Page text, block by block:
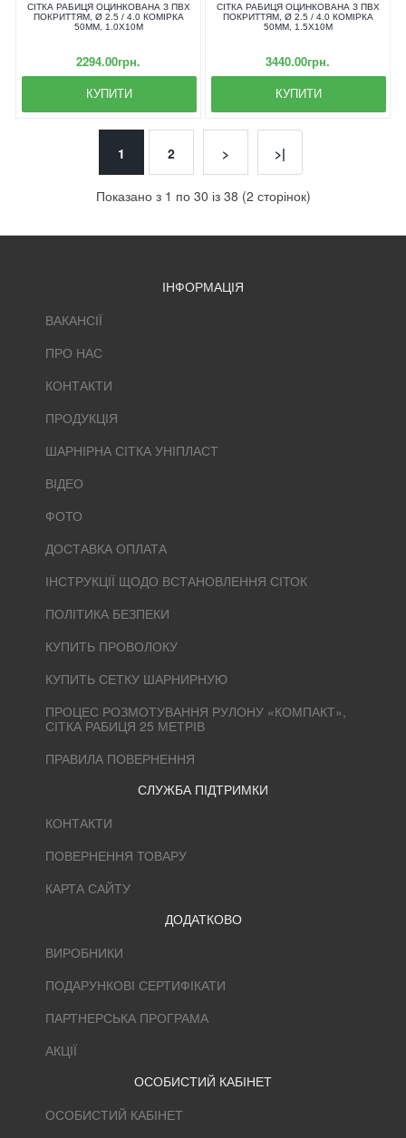
СІТКА РАБИЦЯ ОЦИНКОВАНА З ПВХ
ПОКРИТТЯМ, Ø 2.5 / 4.0 КОМІРКА
50ММ, 1.0Х10М
2294.00грн.
КУПИТИ
СІТКА РАБИЦЯ ОЦИНКОВАНА З ПВХ
ПОКРИТТЯМ, Ø 2.5 / 4.0 КОМІРКА
50ММ, 1.5Х10М
3440.00грн.
КУПИТИ
1 2 > >|
Показано з 1 по 30 із 38 (2 сторінок)
ІНФОРМАЦІЯ
ВАКАНСІЇ
ПРО НАС
КОНТАКТИ
ПРОДУКЦІЯ
ШАРНІРНА СІТКА УНІПЛАСТ
ВІДЕО
ФОТО
ДОСТАВКА ОПЛАТА
ІНСТРУКЦІЇ ЩОДО ВСТАНОВЛЕННЯ СІТОК
ПОЛІТИКА БЕЗПЕКИ
КУПИТЬ ПРОВОЛОКУ
КУПИТЬ СЕТКУ ШАРНИРНУЮ
ПРОЦЕС РОЗМОТУВАННЯ РУЛОНУ «КОМПАКТ»,
СІТКА РАБИЦЯ 25 МЕТРІВ
ПРАВИЛА ПОВЕРНЕННЯ
СЛУЖБА ПІДТРИМКИ
КОНТАКТИ
ПОВЕРНЕННЯ ТОВАРУ
КАРТА САЙТУ
ДОДАТКОВО
ВИРОБНИКИ
ПОДАРУНКОВІ СЕРТИФІКАТИ
ПАРТНЕРСЬКА ПРОГРАМА
АКЦІЇ
ОСОБИСТИЙ КАБІНЕТ
ОСОБИСТИЙ КАБІНЕТ